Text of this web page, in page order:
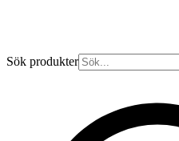
Sök produkter